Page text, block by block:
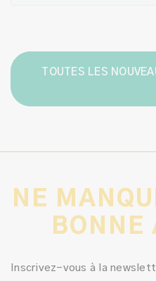
TOUTES LES
NE
BONNE
Inscrivez-vous à la